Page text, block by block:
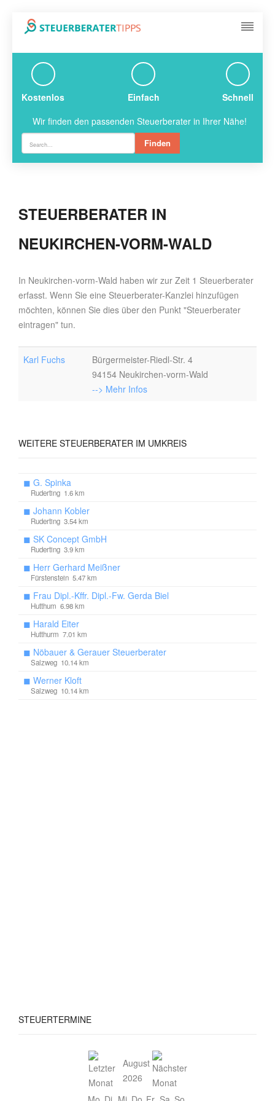
Kostenlos Einfach
Schnell
Wir finden den passenden Steuerberater in Ihrer Nähe!
Finden
STEUERBERATER IN
NEUKIRCHEN-VORM-WALD
In Neukirchen-vorm-Wald haben wir zur Zeit 1 Steuerberater
erfasst. Wenn Sie eine Steuerberater-Kanzlei hinzufügen
möchten, können Sie dies über den Punkt "Steuerberater
eintragen" tun.
Karl Fuchs
Bürgermeister-Riedl-Str. 4
94154 Neukirchen-vorm-Wald
--> Mehr Infos
WEITERE STEUERBERATER IM UMKREIS
◼ G. Spinka
Ruderting 1.6 km
◼ Johann Kobler
Ruderting 3.54 km
◼ SK Concept GmbH
Ruderting 3.9 km
◼ Herr Gerhard Meißner
Fürstenstein 5.47 km
◼ Frau Dipl.-Kffr. Dipl.-Fw. Gerda Biel
Hutthum 6.98 km
◼ Harald Eiter
Hutthurm 7.01 km
◼ Nöbauer & Gerauer Steuerberater
Salzweg 10.14 km
◼ Werner Kloft
Salzweg 10.14 km
STEUERTERMINE
August
2026